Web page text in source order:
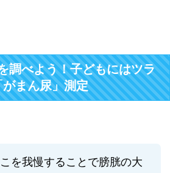
調べよう！子どもにはツラ
がまん尿」測定
を我慢することで膀胱の大